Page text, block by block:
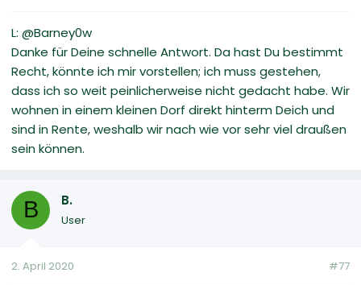
L: @Barney0w
Danke für Deine schnelle Antwort. Da hast Du bestimmt
Recht, könnte ich mir vorstellen; ich muss gestehen,
dass ich so weit peinlicherweise nicht gedacht habe. Wir
wohnen in einem kleinen Dorf direkt hinterm Deich und
sind in Rente, weshalb wir nach wie vor sehr viel draußen
sein können.
B B.
User
2. April 2020 #77